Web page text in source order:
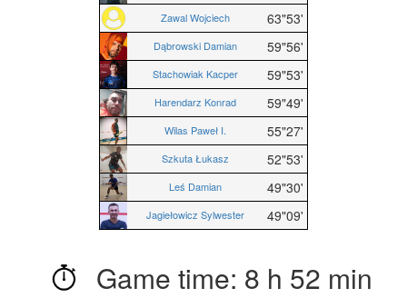
Zawal Wojciech 63"53'
Dąbrowski Damian 59"56'
Stachowiak Kacper 59"53'
Harendarz Konrad 59"49'
Wilas Paweł I. 55"27'
Szkuta Łukasz 52"53'
Leś Damian 49"30'
Jagiełowicz Sylwester 49"09'
Game time: 8 h 52 min